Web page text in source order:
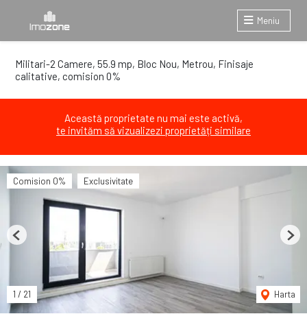
Meniu
Militari-2 Camere, 55.9 mp, Bloc Nou, Metrou, Finisaje
calitative, comision 0%
Această proprietate nu mai este activă,
te invităm să vizualizezi proprietăți similare
Comision 0% Exclusivitate
1 / 21 Harta
Previous Next